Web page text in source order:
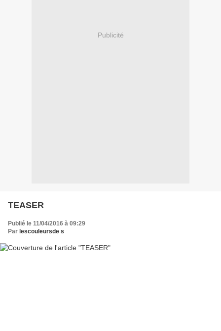
Publicité
TEASER
Publié le 11/04/2016 à 09:29
Par lescouleursde s